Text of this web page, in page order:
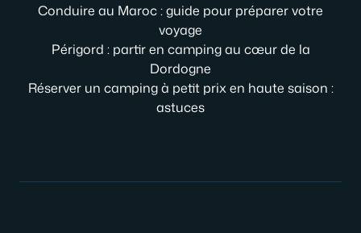
Conduire au Maroc : guide pour préparer votre
voyage
Périgord : partir en camping au cœur de la
Dordogne
Réserver un camping à petit prix en haute saison :
astuces